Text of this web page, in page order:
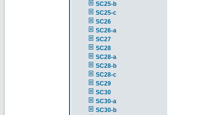
SC25-b
SC25-c
SC26
SC26-a
SC27
SC28
SC28-a
SC28-b
SC28-c
SC29
SC30
SC30-a
SC30-b